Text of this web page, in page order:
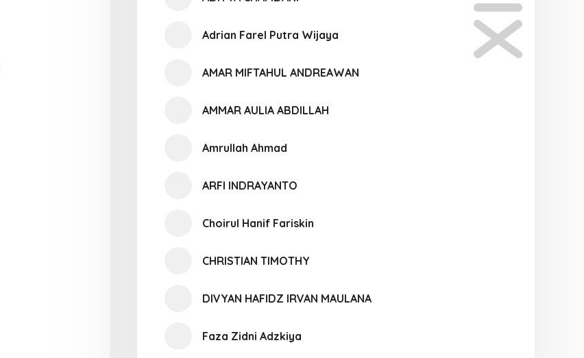
Adrian Farel Putra Wijaya
AMAR MIFTAHUL ANDREAWAN
AMMAR AULIA ABDILLAH
Amrullah Ahmad
ARFI INDRAYANTO
Choirul Hanif Fariskin
CHRISTIAN TIMOTHY
DIVYAN HAFIDZ IRVAN MAULANA
Faza Zidni Adzkiya